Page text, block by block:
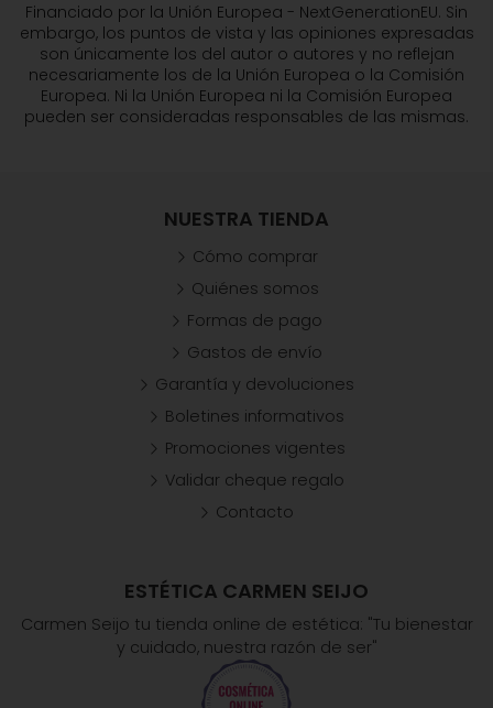
Financiado por la Unión Europea - NextGenerationEU. Sin
embargo, los puntos de vista y las opiniones expresadas
son únicamente los del autor o autores y no reflejan
necesariamente los de la Unión Europea o la Comisión
Europea. Ni la Unión Europea ni la Comisión Europea
pueden ser consideradas responsables de las mismas.
ESTÉTICA CARMEN SEIJO
Carmen Seijo tu tienda online de estética: "Tu bienestar
y cuidado, nuestra razón de ser"
NUESTRA TIENDA
Cómo comprar
Quiénes somos
Formas de pago
Gastos de envío
Garantía y devoluciones
Boletines informativos
Promociones vigentes
Validar cheque regalo
Contacto